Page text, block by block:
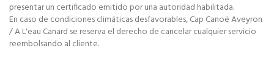
presentar un certificado emitido por una autoridad habilitada.
En caso de condiciones climáticas desfavorables, Cap Canoë Aveyron
/ A L'eau Canard se reserva el derecho de cancelar cualquier servicio
reembolsando al cliente.